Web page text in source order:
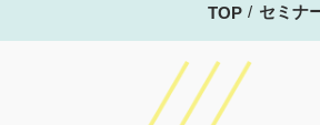
TOP セミナ